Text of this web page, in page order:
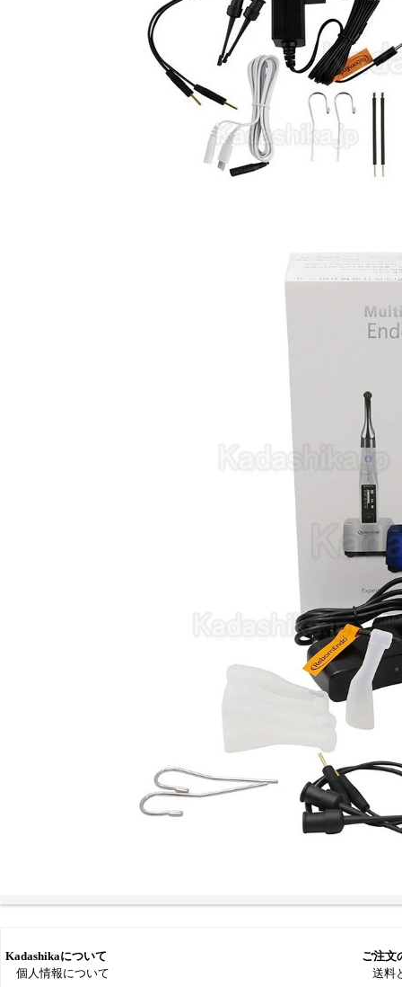
Kadashikaについて
個人情報について
ご注文
送料